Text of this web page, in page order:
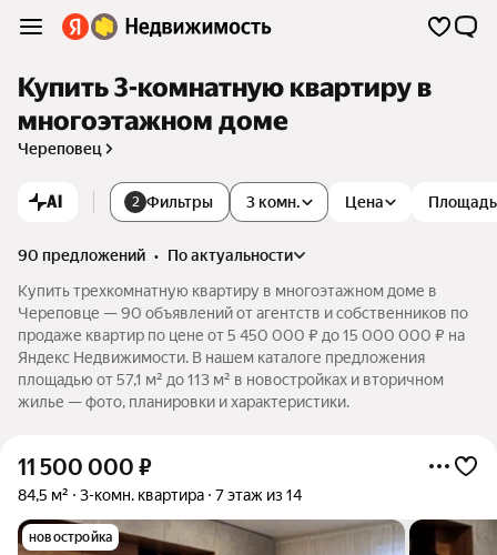
Купить 3-комнатную квартиру в
многоэтажном доме
Череповец
AI 2 Фильтры 3 комн. Цена Площадь
90 предложений •
по актуальности
Купить трехкомнатную квартиру в многоэтажном доме в
Череповце — 90 объявлений от агентств и собственников по
продаже квартир по цене от 5 450 000 ₽ до 15 000 000 ₽ на
Яндекс Недвижимости. В нашем каталоге предложения
площадью от 57,1 м² до 113 м² в новостройках и вторичном
жилье — фото, планировки и характеристики.
11 500 000 ₽
84,5 м² 3-комн. квартира 7 этаж из 14
новостройка